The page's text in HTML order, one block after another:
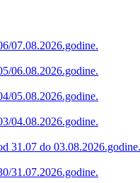
uživanja opojnih
07.08.2026.godine.
06.08.2026.godine.
05.08.2026.godine.
04.08.2026.godine.